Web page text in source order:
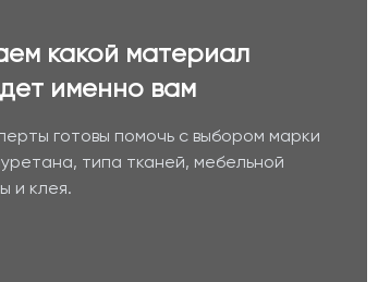
какой материал
именно вам
готовы помочь с выбором марки
типа тканей, мебельной
и клея.